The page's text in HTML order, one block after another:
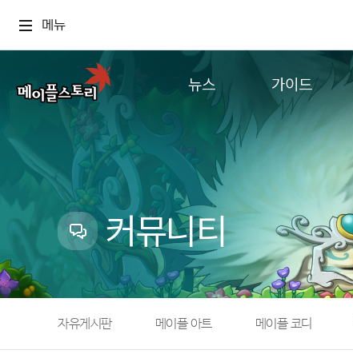
메뉴
뉴스
업데이트
이벤트
캐시샵 공지
메이플 알림판
with maple
가이드
추가정보
커뮤니티
자유게시판 메이플 아트 메이플 코디